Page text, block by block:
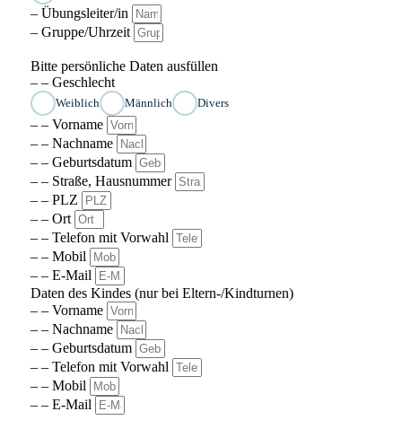
– Übungsleiter/in
– Gruppe/Uhrzeit
Bitte persönliche Daten ausfüllen
– – Geschlecht
Weiblich Männlich Divers
– – Vorname
– – Nachname
– – Geburtsdatum
– – Straße, Hausnummer
– – PLZ
– – Ort
– – Telefon mit Vorwahl
– – Mobil
– – E-Mail
Daten des Kindes (nur bei Eltern-/Kindturnen)
– – Vorname
– – Nachname
– – Geburtsdatum
– – Telefon mit Vorwahl
– – Mobil
– – E-Mail